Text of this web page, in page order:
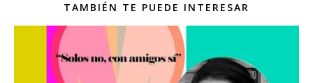
TAMBIÉN TE PUEDE INTERESAR